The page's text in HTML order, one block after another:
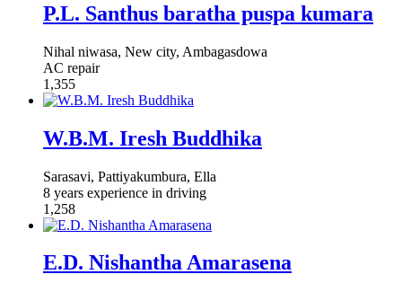
P.L. Santhus baratha puspa kumara
Nihal niwasa, New city, Ambagasdowa
AC repair
1,355
W.B.M. Iresh Buddhika
Sarasavi, Pattiyakumbura, Ella
8 years experience in driving
1,258
E.D. Nishantha Amarasena